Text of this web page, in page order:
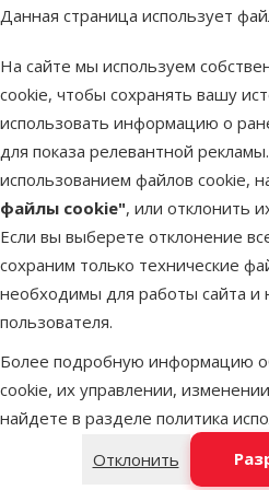
Данная страница использует
На сайте мы используем
cookie, чтобы сохранять вашу
использовать информацию о
для показа релевантной
использованием файлов cookie,
файлы cookie", или отклонить
Если вы выберете отклонение
сохраним только технические
необходимы для работы сайта и
пользователя.
Более подробную информацию
cookie, их управлении,
найдете в разделе политика
Отклонить
ONTARIO – сбалансированный
Не важно, может ли твой
родословием или имеет
Корма для
ONTARIO предлагает
собак, разработанный с
Влажный корм
Влажный корм доступен в
высоким содержанием мяса
способствуют
Корма
Продукция для кошек
индивидуальных
Линейка Derma:подходит
кожей и проблемами с
кислоты Омега-3 и Омега-
минеральные вещества,
Почему стоит
Натуральный состав без